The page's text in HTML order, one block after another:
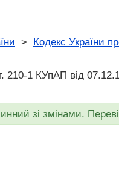
> Кодекс України
210-1 КУпАП вiд
зі змінами.